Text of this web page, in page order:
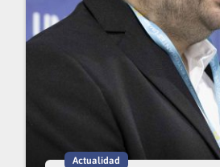
Actualidad